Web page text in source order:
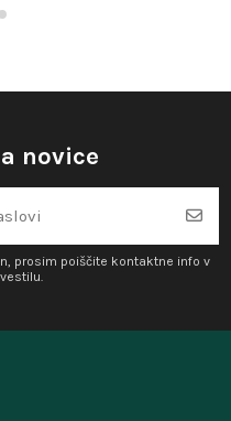
novice
prosim poiščite kontaktne info v